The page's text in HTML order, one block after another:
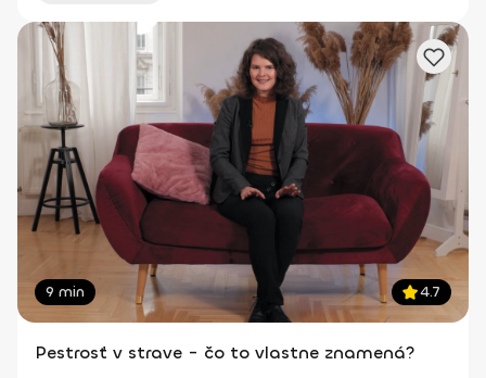
9 min 4.7
Pestrosť v strave - čo to vlastne znamená?